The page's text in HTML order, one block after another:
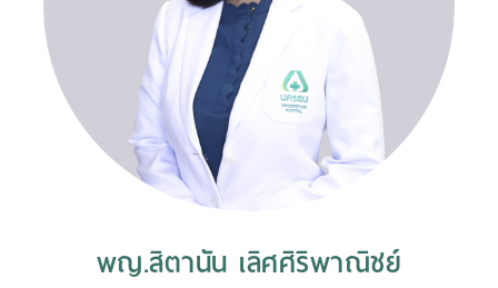
พญ.สิตานัน เลิศศิริพาณิชย์